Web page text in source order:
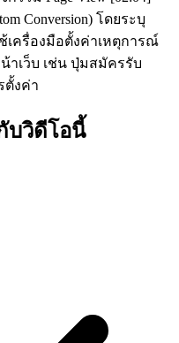
Conversion) โดยระบุ
เครื่องมือตั้งค่าเหตุการณ์
น้าเว็บ เช่น ปุ่มสมัครรับ
ตั้งค่า
บวิดีโอนี้